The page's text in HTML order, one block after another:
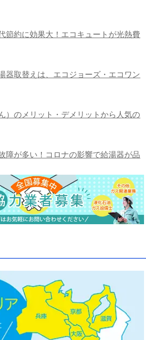
節約に効果大！エコキュートが光熱費
器取替えは、エコジョーズ・エコワン
）のメリット・デメリットから人気の
障が多い！コロナの影響で給湯器が品